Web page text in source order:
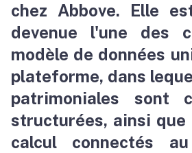
chez Abbove. Elle
devenue l'une des
modèle de données
plateforme, dans
patrimoniales sont
structurées, ainsi
calcul connectés